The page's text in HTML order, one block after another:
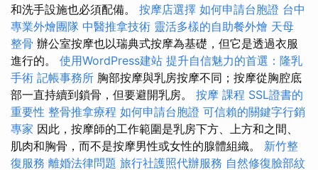
和洗手設施也必須配備。 按摩店選擇 如何申請台胞證 台中
專業外燴團隊 中醫推拿技術 靈活多樣的自助餐外燴 天母
整骨 辦公室按摩也以瑞典式按摩為基礎，但它是透過衣服
進行的。 使用WordPress建站 提升自信魅力的首選：隆乳
手術 記帳事務所 胸部按摩與乳房按摩不同；按摩從胸腔底
部一直持續到鎖骨，但要避開乳房。 按摩 課程 SSL證書的
重要性 整骨推拿療程 如何申請台胞證 可信賴的關鍵字行銷
專家 因此，按摩師的工作範圍是乳房下方、上方和之間、
肌肉和胸骨，而不是按摩男性或女性的腺體組織。 新竹整
復服務 離婚法律問題 旅行社護照代辦服務 自然修復臉部紋